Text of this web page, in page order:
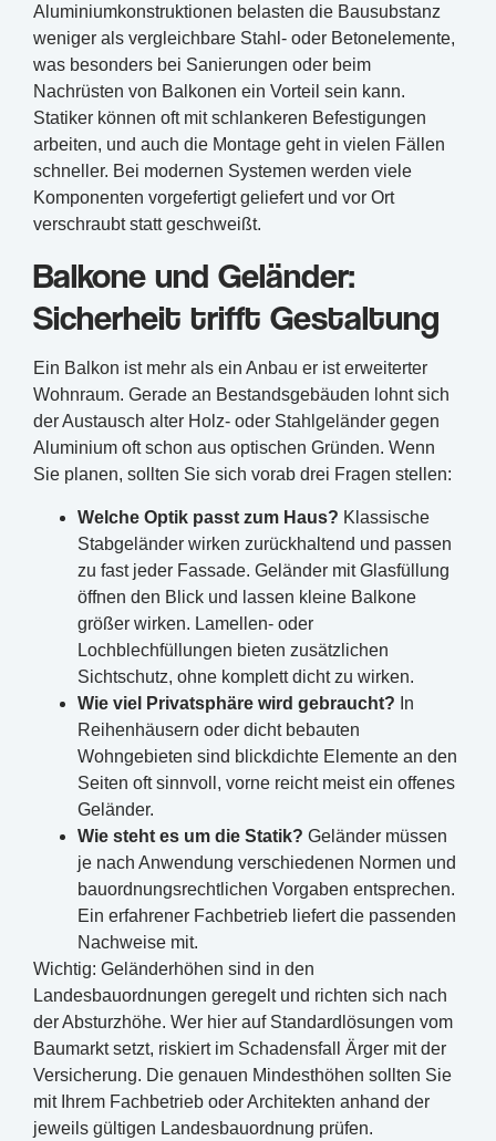
Aluminiumkonstruktionen belasten die Bausubstanz
weniger als vergleichbare Stahl- oder Betonelemente,
was besonders bei Sanierungen oder beim
Nachrüsten von Balkonen ein Vorteil sein kann.
Statiker können oft mit schlankeren Befestigungen
arbeiten, und auch die Montage geht in vielen Fällen
schneller. Bei modernen Systemen werden viele
Komponenten vorgefertigt geliefert und vor Ort
verschraubt statt geschweißt.
Balkone und Geländer:
Sicherheit trifft Gestaltung
Ein Balkon ist mehr als ein Anbau er ist erweiterter
Wohnraum. Gerade an Bestandsgebäuden lohnt sich
der Austausch alter Holz- oder Stahlgeländer gegen
Aluminium oft schon aus optischen Gründen. Wenn
Sie planen, sollten Sie sich vorab drei Fragen stellen:
Welche Optik passt zum Haus? Klassische
Stabgeländer wirken zurückhaltend und passen
zu fast jeder Fassade. Geländer mit Glasfüllung
öffnen den Blick und lassen kleine Balkone
größer wirken. Lamellen- oder
Lochblechfüllungen bieten zusätzlichen
Sichtschutz, ohne komplett dicht zu wirken.
Wie viel Privatsphäre wird gebraucht? In
Reihenhäusern oder dicht bebauten
Wohngebieten sind blickdichte Elemente an den
Seiten oft sinnvoll, vorne reicht meist ein offenes
Geländer.
Wie steht es um die Statik? Geländer müssen
je nach Anwendung verschiedenen Normen und
bauordnungsrechtlichen Vorgaben entsprechen.
Ein erfahrener Fachbetrieb liefert die passenden
Nachweise mit.
Wichtig: Geländerhöhen sind in den
Landesbauordnungen geregelt und richten sich nach
der Absturzhöhe. Wer hier auf Standardlösungen vom
Baumarkt setzt, riskiert im Schadensfall Ärger mit der
Versicherung. Die genauen Mindesthöhen sollten Sie
mit Ihrem Fachbetrieb oder Architekten anhand der
jeweils gültigen Landesbauordnung prüfen.